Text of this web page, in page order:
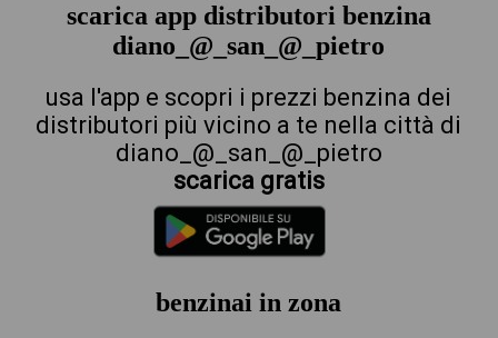
scarica app distributori benzina
diano_@_san_@_pietro
usa l'app e scopri i prezzi benzina dei
distributori più vicino a te nella città di
diano_@_san_@_pietro
scarica gratis
benzinai in zona